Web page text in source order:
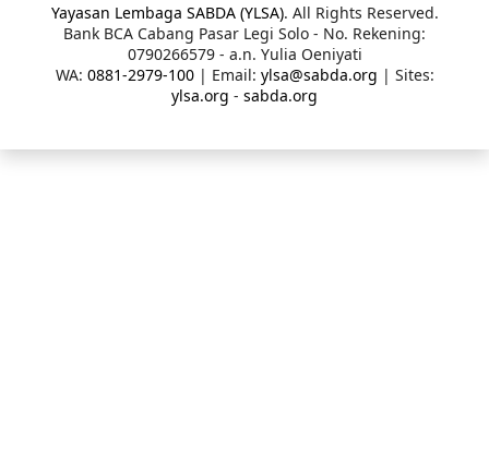
Yayasan Lembaga SABDA (YLSA). All Rights Reserved.
Bank BCA Cabang Pasar Legi Solo - No. Rekening:
0790266579 - a.n. Yulia Oeniyati
WA: 0881-2979-100| Email: ylsa@sabda.org | Sites:
ylsa.org - sabda.org